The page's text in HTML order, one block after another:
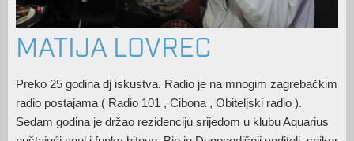
MATIJA LOVREC
Preko 25 godina dj iskustva. Radio je na mnogim zagrebačkim
radio postajama ( Radio 101 , Cibona , Obiteljski radio ).
Sedam godina je držao rezidenciju srijedom u klubu Aquarius